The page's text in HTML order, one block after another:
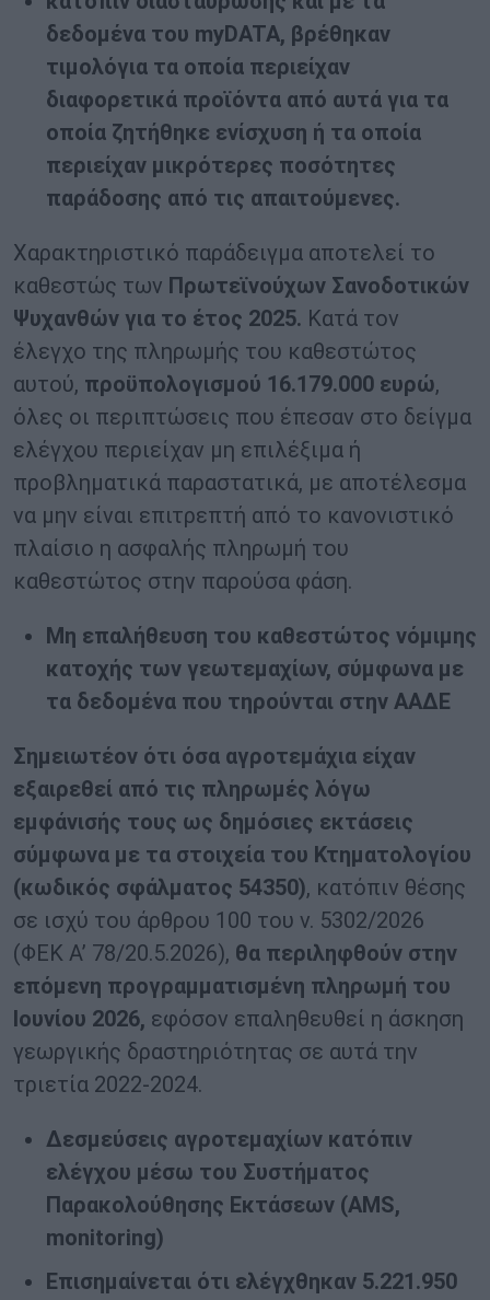
δεδομένα του myDATA, βρέθηκαν
τιμολόγια τα οποία περιείχαν
διαφορετικά προϊόντα από αυτά για τα
οποία ζητήθηκε ενίσχυση ή τα οποία
περιείχαν μικρότερες ποσότητες
παράδοσης από τις απαιτούμενες.
Χαρακτηριστικό παράδειγμα αποτελεί το
καθεστώς των Πρωτεϊνούχων Σανοδοτικών
Ψυχανθών για το έτος 2025. Κατά τον
έλεγχο της πληρωμής του καθεστώτος
αυτού, προϋπολογισμού 16.179.000 ευρώ,
όλες οι περιπτώσεις που έπεσαν στο δείγμα
ελέγχου περιείχαν μη επιλέξιμα ή
προβληματικά παραστατικά, με αποτέλεσμα
να μην είναι επιτρεπτή από το κανονιστικό
πλαίσιο η ασφαλής πληρωμή του
καθεστώτος στην παρούσα φάση.
Μη επαλήθευση του καθεστώτος νόμιμης
κατοχής των γεωτεμαχίων, σύμφωνα με
τα δεδομένα που τηρούνται στην ΑΑΔΕ
Σημειωτέον ότι όσα αγροτεμάχια είχαν
εξαιρεθεί από τις πληρωμές λόγω
εμφάνισής τους ως δημόσιες εκτάσεις
σύμφωνα με τα στοιχεία του Κτηματολογίου
(κωδικός σφάλματος 54350), κατόπιν θέσης
σε ισχύ του άρθρου 100 του ν. 5302/2026
(ΦΕΚ Α’ 78/20.5.2026), θα περιληφθούν στην
επόμενη προγραμματισμένη πληρωμή του
Ιουνίου 2026, εφόσον επαληθευθεί η άσκηση
γεωργικής δραστηριότητας σε αυτά την
τριετία 2022-2024.
Δεσμεύσεις αγροτεμαχίων κατόπιν
ελέγχου μέσω του Συστήματος
Παρακολούθησης Εκτάσεων (AMS,
monitoring)
Επισημαίνεται ότι ελέγχθηκαν 5.221.950